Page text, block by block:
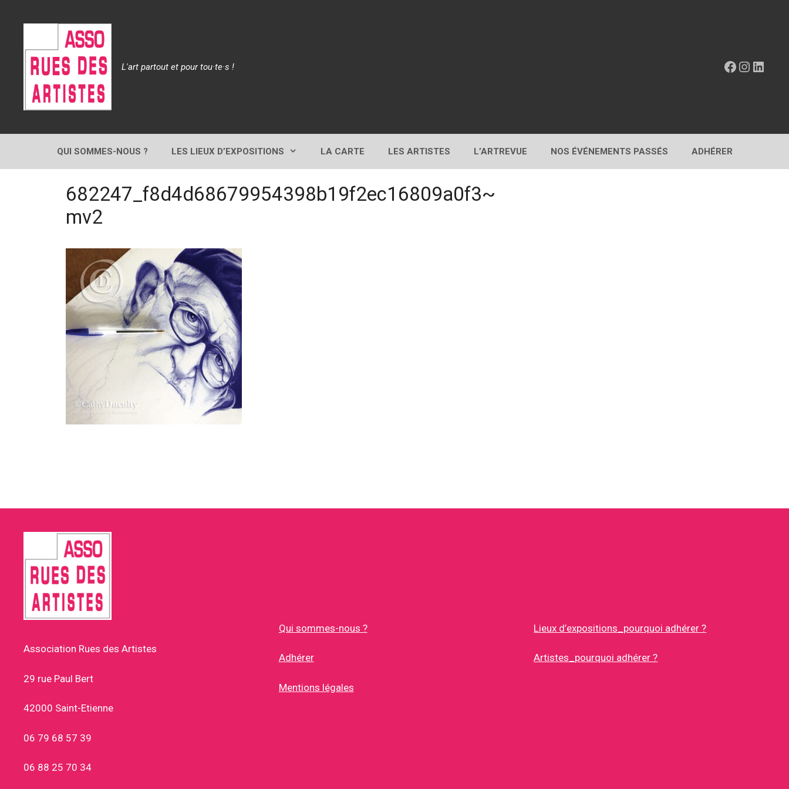
L'art partout et pour tou·te·s ! Facebook
QUI SOMMES-NOUS ? LES LIEUX D’EXPOSITIONS LA CARTE LES ARTISTES L’ARTREVUE NOS ÉVÉNEMENTS PASSÉS ADHÉRER
682247_f8d4d68679954398b19f2ec16809a0f3~
mv2
Association Rues des Artistes
29 rue Paul Bert
42000 Saint-Etienne
06 79 68 57 39
06 88 25 70 34
Qui sommes-nous ?
Adhérer
Mentions légales
Lieux d’expositions_pourquoi adhérer ?
Artistes_pourquoi adhérer ?